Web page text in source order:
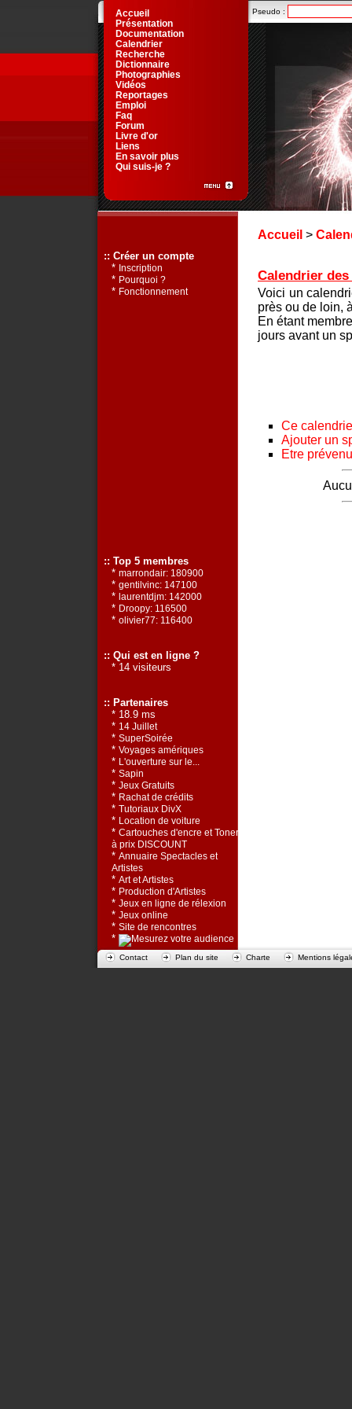
Accueil >
Calendrier
Voici un
près ou de loin,
En étant
jours avant un
Ce
Ajouter un
Etre
Pseudo :
Accueil
Présentation
Documentation
Calendrier
Recherche
Dictionnaire
Photographies
Vidéos
Reportages
Emploi
Faq
Forum
Livre d'or
Liens
En savoir plus
Qui suis-je ?
:: Créer un compte
* Inscription
* Pourquoi ?
* Fonctionnement
:: Top 5 membres
* marrondair: 180900
* gentilvinc: 147100
* laurentdjm: 142000
* Droopy: 116500
* olivier77: 116400
:: Qui est en ligne ?
* 14 visiteurs
:: Partenaires
* 18.9 ms
* 14 Juillet
* SuperSoirée
* Voyages amériques
* L'ouverture sur le...
* Sapin
* Jeux Gratuits
* Rachat de crédits
* Tutoriaux DivX
* Location de voiture
* Cartouches d'encre et Toners
à prix DISCOUNT
* Annuaire Spectacles et
Artistes
* Art et Artistes
* Production d'Artistes
* Jeux en ligne de rélexion
* Jeux online
* Site de rencontres
*
Contact Plan du site Charte Mentions